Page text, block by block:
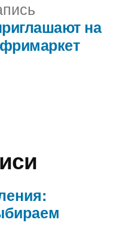
запись:на